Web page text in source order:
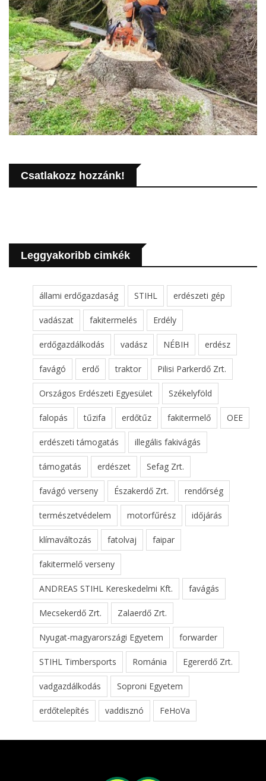
Csatlakozz hozzánk!
Leggyakoribb cimkék
állami erdőgazdaság STIHL erdészeti gép
vadászat fakitermelés Erdély
erdőgazdálkodás vadász NÉBIH erdész
favágó erdő traktor Pilisi Parkerdő Zrt.
Országos Erdészeti Egyesület Székelyföld
falopás tűzifa erdőtűz fakitermelő OEE
erdészeti támogatás illegális fakivágás
támogatás erdészet Sefag Zrt.
favágó verseny Északerdő Zrt. rendőrség
természetvédelem motorfűrész időjárás
klímaváltozás fatolvaj faipar
fakitermelő verseny
ANDREAS STIHL Kereskedelmi Kft. favágás
Mecsekerdő Zrt. Zalaerdő Zrt.
Nyugat-magyarországi Egyetem forwarder
STIHL Timbersports Románia Egererdő Zrt.
vadgazdálkodás Soproni Egyetem
erdőtelepítés vaddisznó FeHoVa